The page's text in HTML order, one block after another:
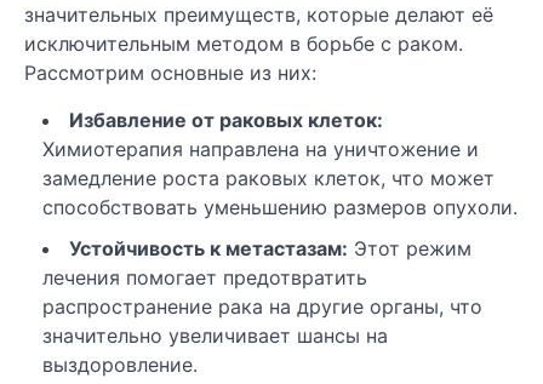
значительных преимуществ, которые делают её
исключительным методом в борьбе с раком.
Рассмотрим основные из них:
Избавление от раковых клеток:
Химиотерапия направлена на уничтожение и
замедление роста раковых клеток, что может
способствовать уменьшению размеров опухоли.
Устойчивость к метастазам: Этот режим
лечения помогает предотвратить
распространение рака на другие органы, что
значительно увеличивает шансы на
выздоровление.